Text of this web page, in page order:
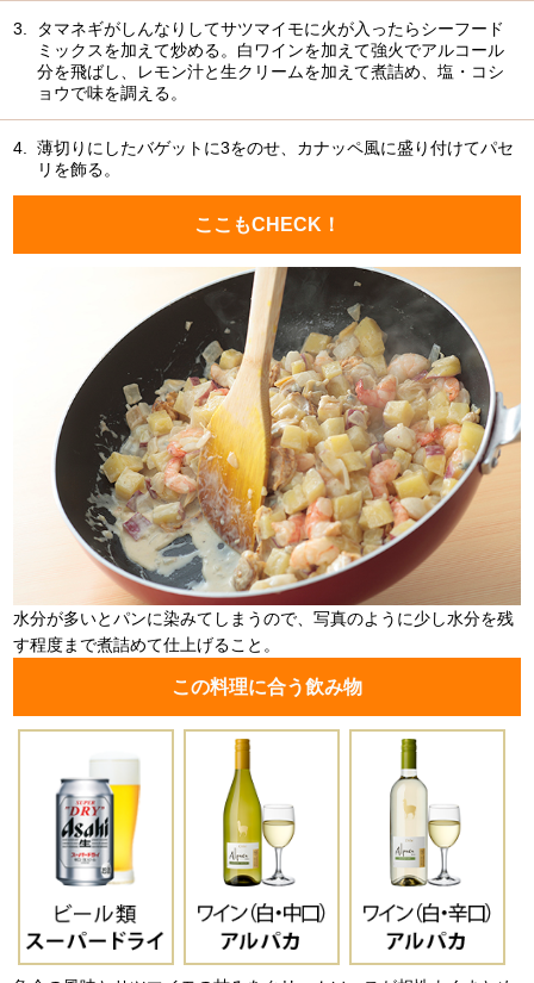
3.
タマネギがしんなりしてサツマイモに火が入ったらシーフード
ミックスを加えて炒める。白ワインを加えて強火でアルコール
分を飛ばし、レモン汁と生クリームを加えて煮詰め、塩・コシ
ョウで味を調える。
4.
薄切りにしたバゲットに3をのせ、カナッペ風に盛り付けてパセ
リを飾る。
ここもCHECK！
水分が多いとパンに染みてしまうので、写真のように少し水分を残
す程度まで煮詰めて仕上げること。
この料理に合う飲み物